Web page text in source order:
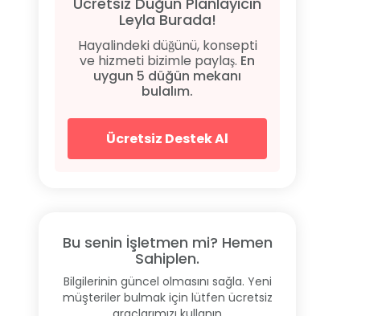
Leyla Burada!
Hayalindeki düğünü, konsepti
ve hizmeti bizimle paylaş. En
uygun 5 düğün mekanı
bulalım.
Ücretsiz Destek Al
Bu senin İşletmen mi? Hemen
Sahiplen.
Bilgilerinin güncel olmasını sağla. Yeni
müşteriler bulmak için lütfen ücretsiz